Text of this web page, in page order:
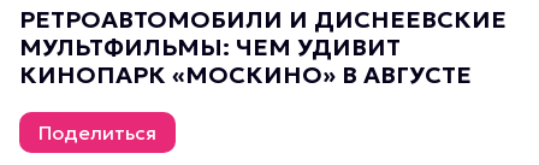
Статьи Молодёжи Москвы
Молодёжь Москвы культурная
Молодёжь Москвы спортивная
Молодёжь Москвы в движении
Молодёжь Москвы здоровая
РЕТРОАВТОМОБИЛИ И ДИСНЕЕВСКИЕ
МУЛЬТФИЛЬМЫ: ЧЕМ УДИВИТ
КИНОПАРК «МОСКИНО» В АВГУСТЕ
Поделиться